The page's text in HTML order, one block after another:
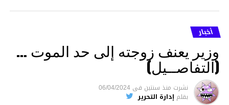
أخبار
وزير يعنف زوجته إلى حد الموت …
(التفاصــيل)
نشرت منذ سنتين فى 06/04/2024
بقلم إدارة التحرير